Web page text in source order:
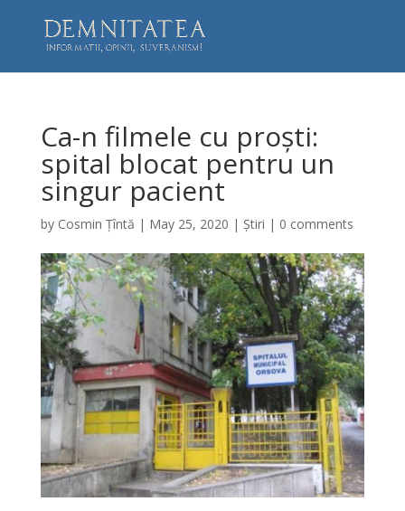
Ca-n filmele cu proști:
spital blocat pentru un
singur pacient
by Cosmin Țîntă | May 25, 2020 | Știri | 0 comments